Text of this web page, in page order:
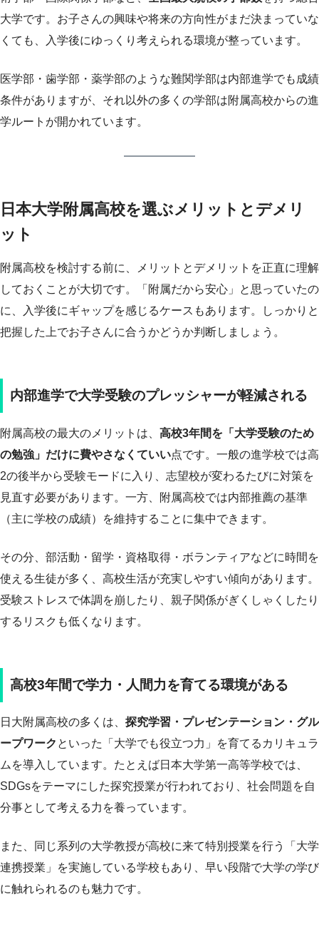
大学です。お子さんの興味や将来の方向性がまだ決まっていな
くても、入学後にゆっくり考えられる環境が整っています。
医学部・歯学部・薬学部のような難関学部は内部進学でも成績
条件がありますが、それ以外の多くの学部は附属高校からの進
学ルートが開かれています。
日本大学附属高校を選ぶメリットとデメリ
ット
附属高校を検討する前に、メリットとデメリットを正直に理解
しておくことが大切です。「附属だから安心」と思っていたの
に、入学後にギャップを感じるケースもあります。しっかりと
把握した上でお子さんに合うかどうか判断しましょう。
内部進学で大学受験のプレッシャーが軽減される
附属高校の最大のメリットは、 高校3年間を「大学受験のため
の勉強」だけに費やさなくていい点です。一般の進学校では高
2の後半から受験モードに入り、志望校が変わるたびに対策を
見直す必要があります。一方、附属高校では内部推薦の基準
（主に学校の成績）を維持することに集中できます。
その分、部活動・留学・資格取得・ボランティアなどに時間を
使える生徒が多く、高校生活が充実しやすい傾向があります。
受験ストレスで体調を崩したり、親子関係がぎくしゃくしたり
するリスクも低くなります。
高校3年間で学力・人間力を育てる環境がある
日大附属高校の多くは、 探究学習・プレゼンテーション・グル
ープワーク といった「大学でも役立つ力」を育てるカリキュラ
ムを導入しています。たとえば日本大学第一高等学校では、
SDGsをテーマにした探究授業が行われており、社会問題を自
分事として考える力を養っています。
また、同じ系列の大学教授が高校に来て特別授業を行う「大学
連携授業」を実施している学校もあり、早い段階で大学の学び
に触れられるのも魅力です。